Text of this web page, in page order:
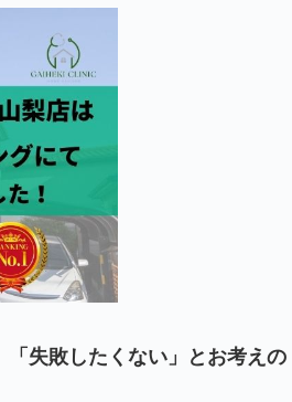
「失敗したくない」とお考えの